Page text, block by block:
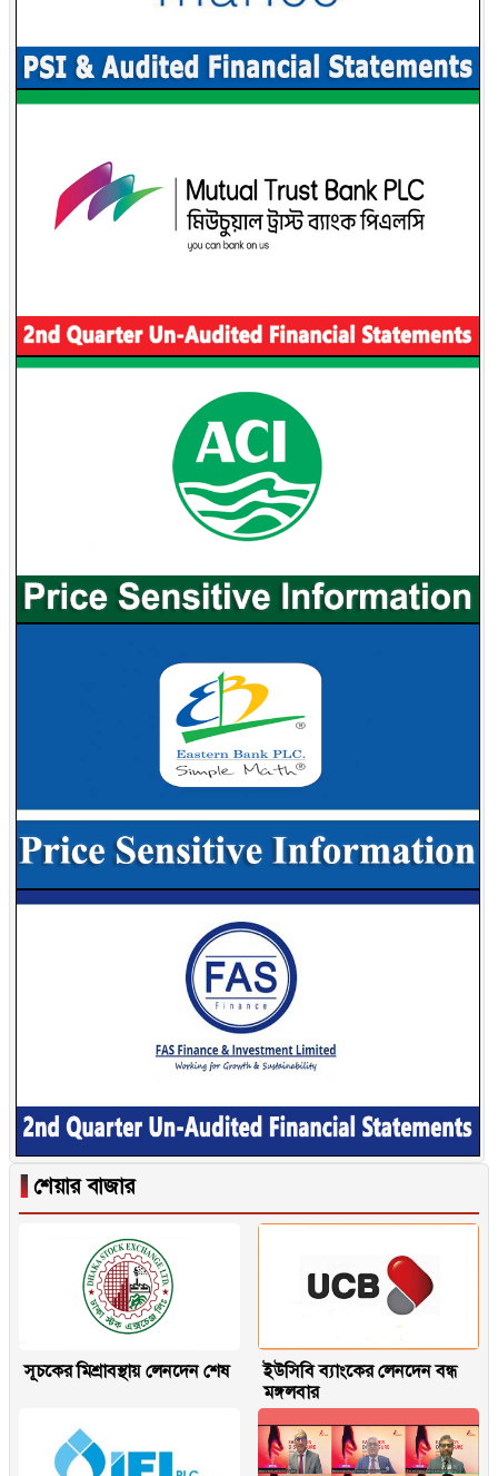
▐ শেয়ার বাজার
সূচকের মিশ্রাবস্থায় লেনদেন শেষ
ইউসিবি ব্যাংকের লেনদেন বন্ধ
মঙ্গলবার